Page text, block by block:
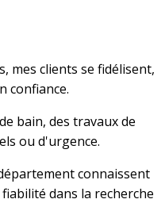
mes clients se fidélisent,
confiance.
bain, des travaux de
ou d'urgence.
connaissent
dans la recherche